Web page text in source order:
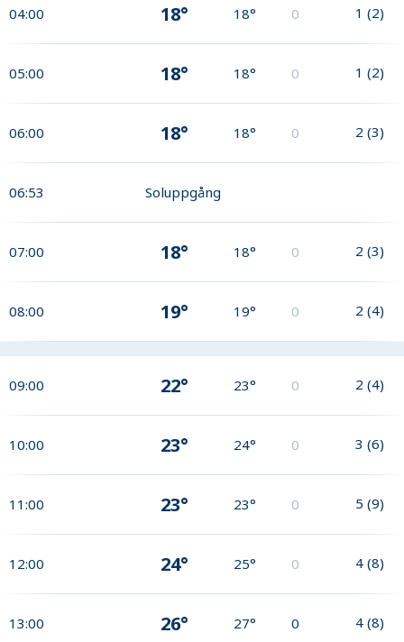
04:00 18° 18° 0 1 (2)
05:00 18° 18° 0 1 (2)
06:00 18° 18° 0 2 (3)
06:53 Soluppgång
07:00 18° 18° 0 2 (3)
08:00 19° 19° 0 2 (4)
09:00 22° 23° 0 2 (4)
10:00 23° 24° 0 3 (6)
11:00 23° 23° 0 5 (9)
12:00 24° 25° 0 4 (8)
13:00 26° 27° 0 4 (8)